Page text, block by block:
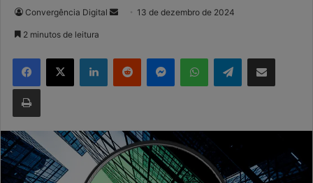
Convergência Digital
Mande
mail
13 de dezembro de 2024
2 minutos de leitura
Facebook
X LinkedinReddit MessengerWhatsAppTelegramCompartilhar via e-mail
Imprimir